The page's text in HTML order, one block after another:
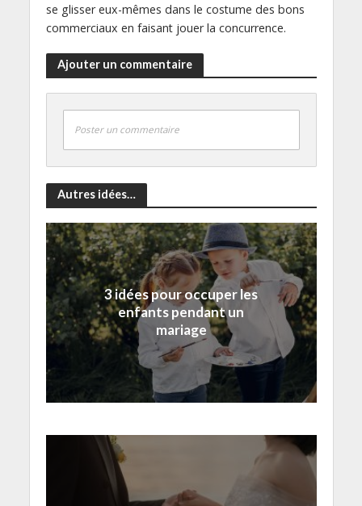
se glisser eux-mêmes dans le costume des bons
commerciaux en faisant jouer la concurrence.
Ajouter un commentaire
Poster un commentaire
Autres idées…
3 idées pour occuper les
enfants pendant un
mariage